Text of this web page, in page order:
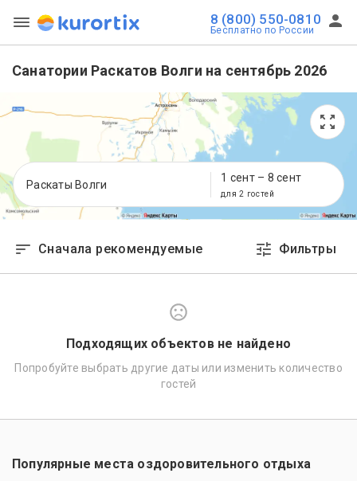
8 (800) 550-0810
Бесплатно по России
Санатории Раскатов Волги на сентябрь 2026
Раскаты Волги
1 сент– 8 сент
для 2 гостей
Сначала рекомендуемые Фильтры
Подходящих объектов не найдено
Попробуйте выбрать другие даты или изменить количество
гостей
Популярные места оздоровительного отдыха